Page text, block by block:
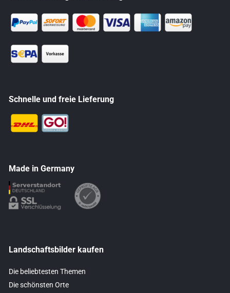
Schnelle und freie Lieferung
Made in Germany
Landschaftsbilder kaufen
Die beliebtesten Themen
Die schönsten Orte